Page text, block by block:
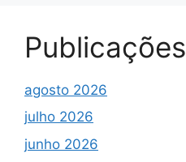
Publicações
agosto 2026
julho 2026
junho 2026